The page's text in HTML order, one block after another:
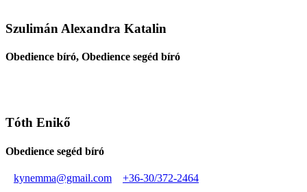
Szulimán Alexandra Katalin
Obedience bíró, Obedience segéd bíró
Tóth Enikő
Obedience segéd bíró
kynemma@gmail.com +36-30/372-2464